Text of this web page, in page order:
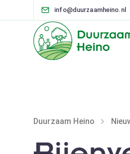
info@duurzaamheino.nl
Duurzaam Heino